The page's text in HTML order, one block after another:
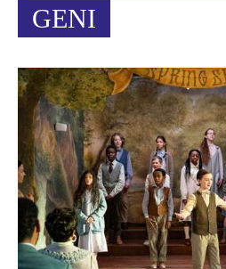
GENI